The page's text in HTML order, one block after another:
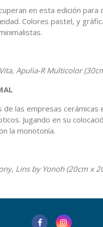
en esta edición para
Colores pastel, y
Apulia-R Multicolor
de las empresas cerámicas
Jugando en su
la monotonía.
Lins by Yonoh (20cm x